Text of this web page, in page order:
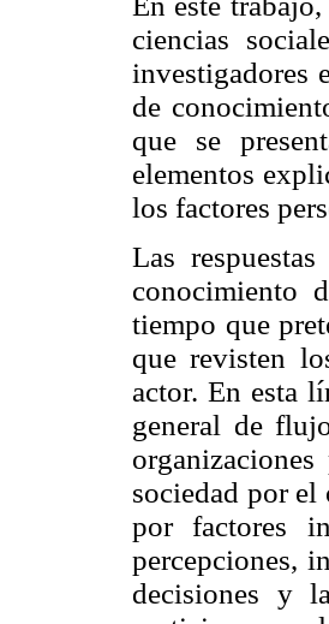
ciencias
investigadores
de
que se
elementos
los factores
Las
conocimiento
tiempo que
que revisten
actor. En esta
general de
sociedad por el
por factores
percepciones,
decisiones y